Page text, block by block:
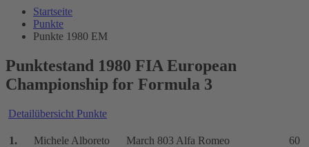
Startseite
Punkte
Punkte 1980 EM
Punktestand 1980 FIA European
Championship for Formula 3
Detailübersicht Punkte
1. Michele Alboreto March 803 Alfa Romeo
60